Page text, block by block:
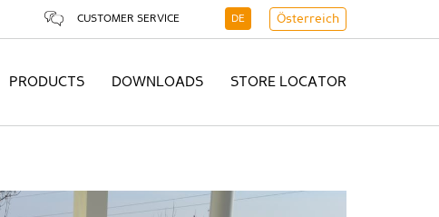
CUSTOMER SERVICE DE Österreich
PRODUCTS DOWNLOADS STORE LOCATOR